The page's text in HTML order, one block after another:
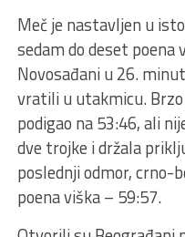
Meč je nastavljen u
sedam do deset poena
Novosađani u 26.
vratili u utakmicu.
podigao na 53:46, ali
dve trojke i držala
poslednji odmor, crno-
poena viška – 59:57.